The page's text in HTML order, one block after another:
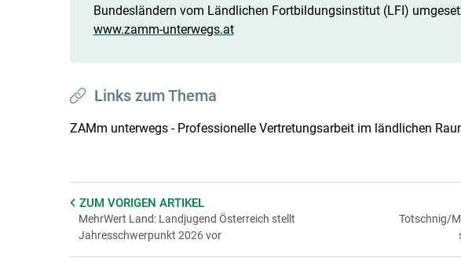
Bundesländern vom Ländlichen Fortbildungsinstitut (LFI)
www.zamm-unterwegs.at
Links zum Thema
ZAMm unterwegs - Professionelle Vertretungsarbeit im ländlichen
ZUM VORIGEN ARTIKEL
MehrWert Land: Landjugend Österreich stellt
Jahresschwerpunkt 2026 vor
Totschnig/